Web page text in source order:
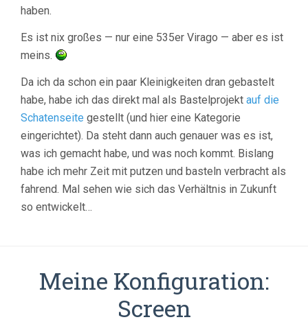
haben.
Es ist nix großes — nur eine 535er Virago — aber es ist
meins.
Da ich da schon ein paar Kleinigkeiten dran gebastelt
habe, habe ich das direkt mal als Bastelprojekt auf die
Schatenseite gestellt (und hier eine Kategorie
eingerichtet). Da steht dann auch genauer was es ist,
was ich gemacht habe, und was noch kommt. Bislang
habe ich mehr Zeit mit putzen und basteln verbracht als
fahrend. Mal sehen wie sich das Verhältnis in Zukunft
so entwickelt…
Meine Konfiguration:
Screen